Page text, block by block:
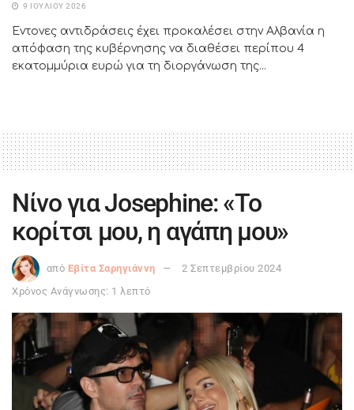
9 ΙΟΥΛΊΟΥ 2026
Έντονες αντιδράσεις έχει προκαλέσει στην Αλβανία η
απόφαση της κυβέρνησης να διαθέσει περίπου 4
εκατομμύρια ευρώ για τη διοργάνωση της...
Νίνο για Josephine: «Το
κορίτσι μου, η αγάπη μου»
από Εβίτα Σαρηγιάννη
2 Σεπτεμβρίου 2024
Χρόνος Ανάγνωσης: 1 λεπτό